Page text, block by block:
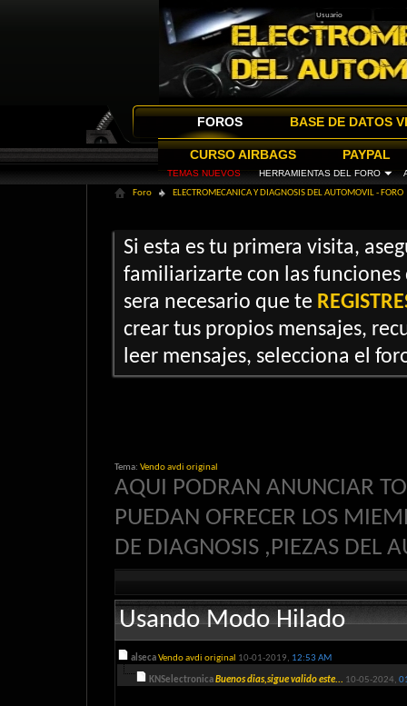
FOROS
TEMAS NUEVOS HERRAMIENTAS DEL FORO
BASE DE DATOS
CURSO AIRBAGS PAYPAL
Foro ELECTROMECANICA Y DIAGNOSIS DEL AUTOMOVIL - FORO
Si esta es tu primera visita,
familiarizarte con las funciones
sera necesario que te
crear tus propios mensajes,
leer mensajes, selecciona el
Tema: Vendo avdi original
AQUI PODRAN ANUNCIAR
PUEDAN OFRECER LOS
DE DIAGNOSIS ,PIEZAS DEL
Usando Modo Hilado
alsecaVendo avdi original 10-01-2019, 12:53 AM
KNSelectronicaBuenos dias,sigue valido este... 10-05-2024,